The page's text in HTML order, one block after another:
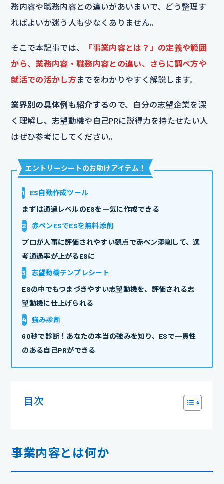
務内容や職務内容との違いがあいまいで、どう整理す
ればよいか迷う人も少なくありません。
そこで本記事では、
「事業内容とは？」の定義や範囲
から、 業務内容・職務内容との違い、
さらに調べ方や
就活での活かし方までをわかりやすく解説します。
業界別の具体例も紹介するので、自分の志望企業を深
く理解し、志望動機や自己PRに説得力を持たせたい人
はぜひ参考にしてください。
エントリーシートのお助けアイテム ！
1
ES自動作成ツール
まずは通過レベルのESを一気に作成できる
2
赤ペンESでESを無料添削
プロが人事に評価されやすい観点で赤ペン添削して、選
考通過率が上がるESに
3
志望動機テンプレシート
ESの中でもつまづきやすい志望動機を、評価される志
望動機に仕上げられる
4
強み診断
60秒で診断！あなたの本当の強みを知り、ESで一貫性
のある自己PRができる
目次
事業内容とは何か